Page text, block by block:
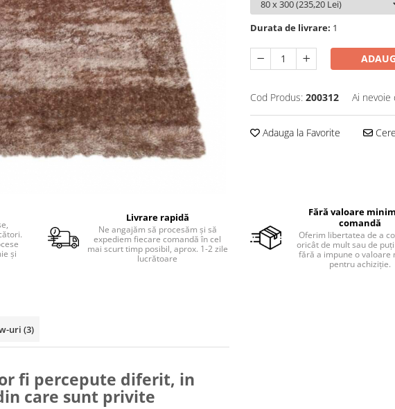
Durata de livrare: 1
Cod Produs: 200312 Ai nevoie
Adauga la Favorite
și
Livrare rapidă
Ne angajăm să procesăm și să
expediem fiecare comandă în cel
mai scurt timp posibil, aprox. 1-2 zile
lucrătoare
Fără valoare
comandă
Oferim libertatea de a
oricât de mult sau de
fără a impune o valoare
pentru achiziție.
uri (3)
fi percepute diferit, in
care sunt privite